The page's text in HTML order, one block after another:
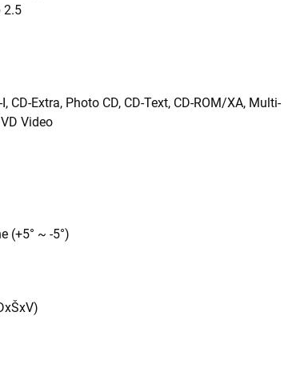
2.5
CD-Extra, Photo CD, CD-Text, CD-ROM/XA, Multi-
Video
(+5° ~ -5°)